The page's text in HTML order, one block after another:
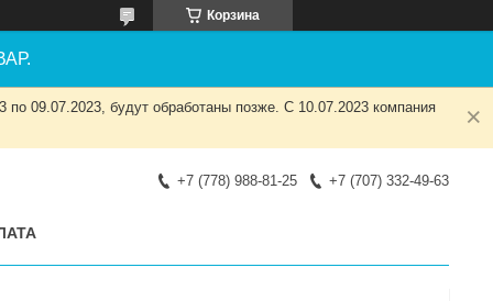
Корзина
09.07.2023, будут обработаны позже. С 10.07.2023 компания
+7 (778) 988-81-25 +7 (707) 332-49-63